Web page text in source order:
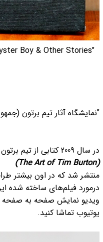
"The Melancholy Death of Oyster Boy & Other Stories"
"نمایشگاه آثار تیم برتون
در سال 2009 کتابی از تیم برتون تحت عنوان
(The Art of Tim Burton)
منتشر شد که در اون بیشتر
درمورد فیلم‌های ساخته شده
ویدیو نمایش صفحه به صفحه
یوتیوب تماشا کنید.